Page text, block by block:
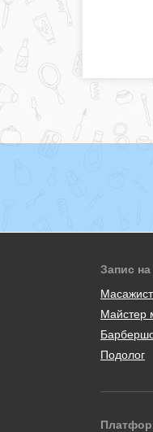
Запис
Масажист
Майстер
Подолог